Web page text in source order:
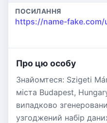
ПОСИЛАННЯ
Про цю особу
Знайомтеся: Szigeti
міста Budapest,
випадково
узгоджений набір